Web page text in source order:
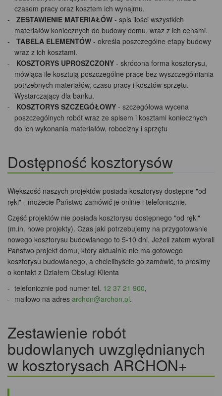
czasem pracy oraz kosztem ich wynajmu.
ZESTAWIENIE MATERIAŁÓW - spis ilości wszystkich
materiałów koniecznych do budowy domu, wraz z ich cenami.
TABELA ELEMENTÓW - określa poszczególne etapy budowy
wraz z ich kosztami.
KOSZTORYS UPROSZCZONY - skrócona forma kosztorysu,
mówiąca ile kosztują poszczególne prace bez wyszczególniania
potrzebnych materiałów, czasu pracy i kosztów sprzętu.
Wystarczający dla banku.
KOSZTORYS SZCZEGÓŁOWY - szczegółowa wycena
poszczególnych robót wraz ze spisem i kosztami koniecznych
do ich wykonania materiałów, robocizny i sprzętu
Dostępność kosztorysów
Większość naszych projektów posiada kosztorysy dostępne "od
ręki" - możecie Państwo zamówić je online i telefonicznie.
Część projektów nie posiada kosztorysu dostępnego "od ręki"
(m.in. nowe projekty). Czas jaki potrzebujemy na przygotowanie
nowego kosztorysu budowlanego to 5-10 dni. Jeżeli zatem wybrali
Państwo projekt domu, który aktualnie nie ma gotowego
kosztorysu budowlanego, a chcielibyście go zamówić, to prosimy
o kontakt z Działem Obsługi Klienta
telefonicznie pod numer tel. 12 37 21 900,
mailowo na adres archon@archon.pl.
Zestawienie robót
budowlanych uwzględnianych
w kosztorysach ARCHON+